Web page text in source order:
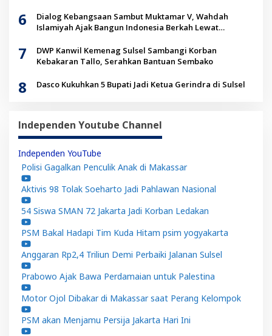
6
Dialog Kebangsaan Sambut Muktamar V, Wahdah
Islamiyah Ajak Bangun Indonesia Berkah Lewat
7
DWP Kanwil Kemenag Sulsel Sambangi Korban
Kebakaran Tallo, Serahkan Bantuan Sembako
8 Dasco Kukuhkan 5 Bupati Jadi Ketua Gerindra di Sulsel
Independen Youtube Channel
Independen YouTube
Polisi Gagalkan Penculik Anak di Makassar
Aktivis 98 Tolak Soeharto Jadi Pahlawan Nasional
54 Siswa SMAN 72 Jakarta Jadi Korban Ledakan
PSM Bakal Hadapi Tim Kuda Hitam psim yogyakarta
Anggaran Rp2,4 Triliun Demi Perbaiki Jalanan Sulsel
Prabowo Ajak Bawa Perdamaian untuk Palestina
Motor Ojol Dibakar di Makassar saat Perang Kelompok
PSM akan Menjamu Persija Jakarta Hari Ini